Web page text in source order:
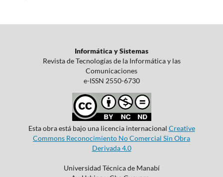
Informática y Sistemas
Revista de Tecnologías de la Informática y las
Comunicaciones
e-ISSN 2550-6730
Esta obra está bajo una licencia internacional Creative
Commons Reconocimiento No Comercial Sin Obra
Derivada 4.0
Universidad Técnica de Manabí